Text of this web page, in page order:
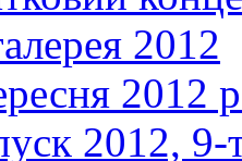
2012
2012
2012, 9-